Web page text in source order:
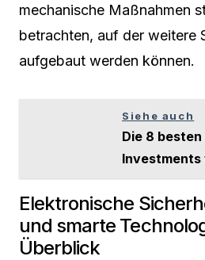
mechanische Maßnahmen
betrachten, auf der weitere
aufgebaut werden können.
Siehe auch
Die 8
Elektronische
und smarte
Überblick